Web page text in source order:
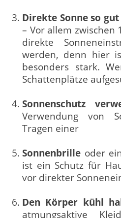
Direkte Sonne so
– Vor allem zwischen
direkte
werden, denn hier
besonders stark.
Schattenplätze
Sonnenschutz
Verwendung von
Tragen einer
Sonnenbrille oder
ist ein Schutz für
vor direkter
Den Körper kühl
atmungsaktive